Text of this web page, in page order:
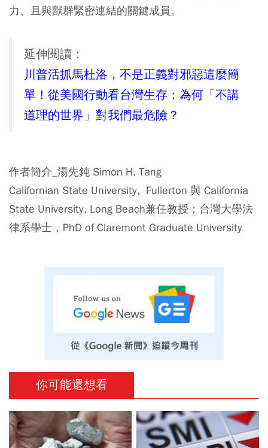
力、且與獸群緊密連結的關鍵成員。
延伸閱讀：
川普活抓馬杜洛，不是正義對邪惡這麼簡
單！從美國行動看台灣生存：為何「不講
道理的世界」對我們最危險？
作者簡介_湯先鈍 Simon H. Tang
Californian State University, Fullerton 與 California
State University, Long Beach兼任教授；台灣大學法
律系學士，PhD of Claremont Graduate University
你可能還想看